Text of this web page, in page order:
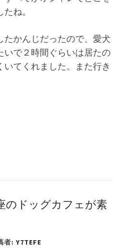
ね。
たかんじだったので、愛犬
いで２時間ぐらいは居たの
てくれました。また行き
のドッグカフェが素
者: Y7TEFE